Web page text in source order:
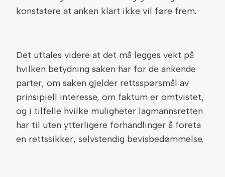
konstatere at anken klart ikke vil føre frem.
Det uttales videre at det må legges vekt på
hvilken betydning saken har for de ankende
parter, om saken gjelder rettsspørsmål av
prinsipiell interesse, om faktum er omtvistet,
og i tilfelle hvilke muligheter lagmannsretten
har til uten ytterligere forhandlinger å foreta
en rettssikker, selvstendig bevisbedømmelse.